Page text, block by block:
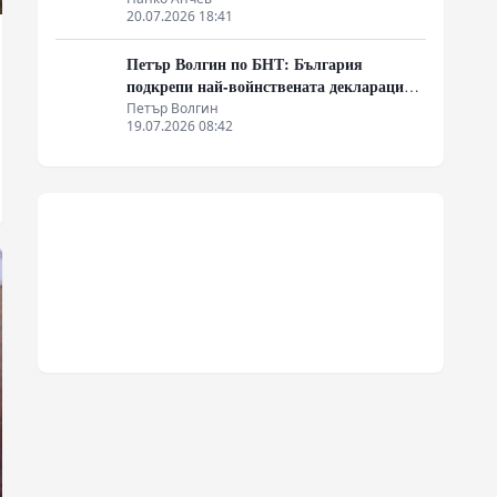
20.07.2026 18:41
Петър Волгин по БНТ: България
подкрепи най-войнствената декларация,
която някога съм чел
Петър Волгин
19.07.2026 08:42